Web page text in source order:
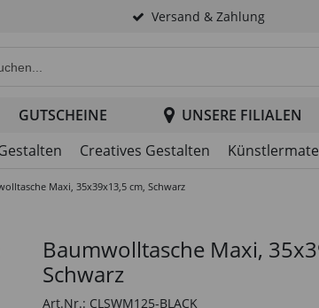
Versand & Zahlung
GUTSCHEINE
UNSERE FILIALEN
Creatives Gestalten
Maxi, 35x39x13,5 cm, Schwarz
Baumwolltasche Maxi,
Schwarz
Art.Nr.: CLSWM125-BLACK